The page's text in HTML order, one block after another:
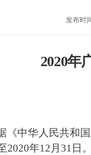
发布时
2020年
《中华人民共和
2020年12月 31 日。